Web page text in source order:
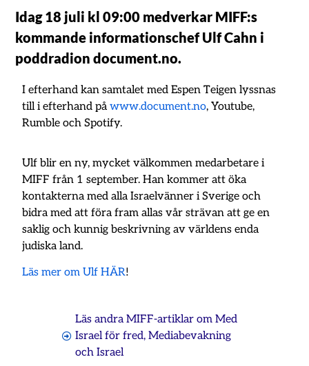
Idag 18 juli kl 09:00 medverkar MIFF:s
kommande informationschef Ulf Cahn i
poddradion document.no.
I efterhand kan samtalet med Espen Teigen lyssnas
till i efterhand påwww.document.no, Youtube,
Rumble och Spotify.
Ulf blir en ny, mycket välkommen medarbetare i
MIFF från 1 september. Han kommer att öka
kontakterna med alla Israelvänner i Sverige och
bidra med att föra fram allas vår strävan att ge en
saklig och kunnig beskrivning av världens enda
judiska land.
Läs mer om Ulf HÄR!
Läs andra MIFF-artiklar om Med
Israel för fred, Mediabevakning
och Israel